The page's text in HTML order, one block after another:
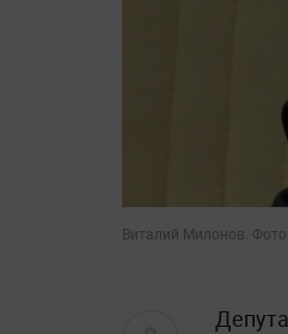
Виталий Милонов.